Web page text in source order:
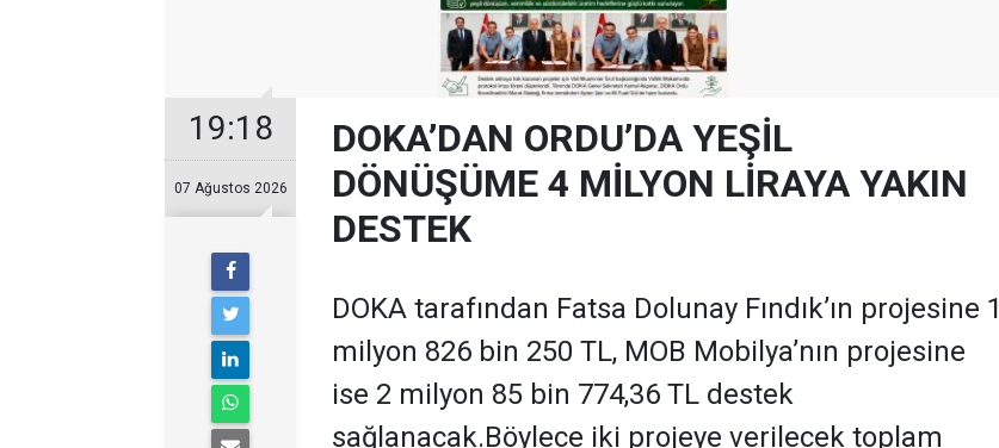
19:18
07 Ağustos 2026
DOKA’DAN ORDU’DA YEŞİL
DÖNÜŞÜME 4 MİLYON LİRAYA YAKIN
DESTEK
DOKA tarafından Fatsa Dolunay Fındık’ın projesine 1
milyon 826 bin 250 TL, MOB Mobilya’nın projesine
ise 2 milyon 85 bin 774,36 TL destek
sağlanacak.Böylece iki projeye verilecek toplam